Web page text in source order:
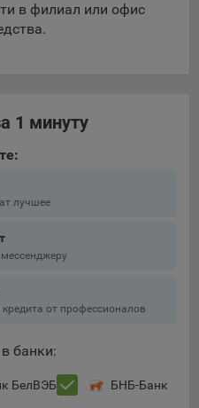
в филиал или офис
1 минуту
лучшее
от профессионалов
банки:
БелВЭБ БНБ-Банк